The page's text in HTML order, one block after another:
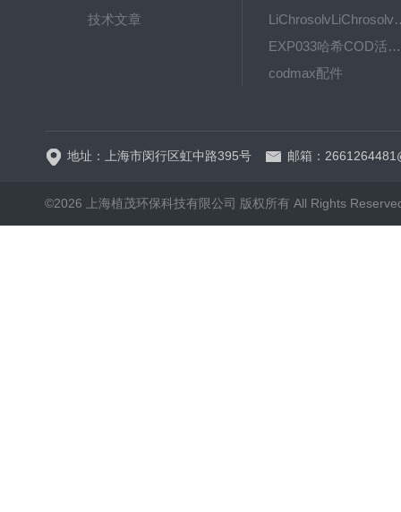
技术文章
EXP033哈希COD活塞泵价格 EXP033
codmax配件
地址：上海市闵行区虹中路395号 邮箱：
©2026 上海植茂环保科技有限公司 版权所有 All Rights